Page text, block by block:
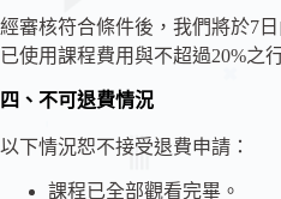
經審核符合條件後，我們將於7
已使用課程費用與不超過20%之
四、不可退費情況
以下情況恕不接受退費申請：
課程已全部觀看完畢。